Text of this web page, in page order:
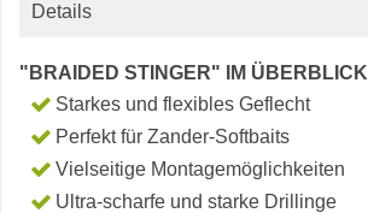
Details
"BRAIDED STINGER" IM ÜBERBLICK
Starkes und flexibles Geflecht
Perfekt für Zander-Softbaits
Vielseitige Montagemöglichkeiten
Ultra-scharfe und starke Drillinge